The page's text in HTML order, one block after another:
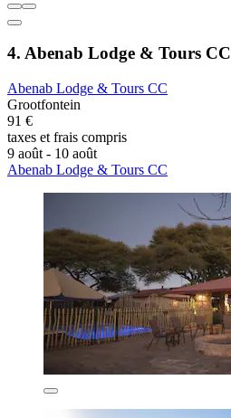
4. Abenab Lodge & Tours CC
Abenab Lodge & Tours CC
Grootfontein
91 €
taxes et frais compris
9 août - 10 août
Abenab Lodge & Tours CC